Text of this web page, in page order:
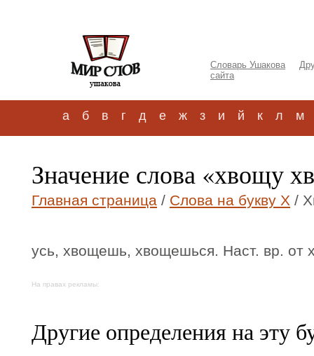
Словарь Ушакова
сайта
а б в г д е ж з и й к л м
Значение слова «хвощу
Главная страница / Слова на букву Х /
усь, хвощешь, хвощешься. Наст. вр. от
На правах рекламы:
Другие определения на эту